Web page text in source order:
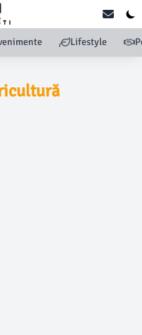
Lifestyle